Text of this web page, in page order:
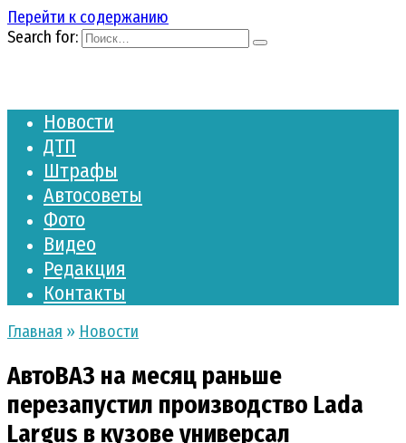
Перейти к содержанию
Search for:
Новости
ДТП
Штрафы
Автосоветы
Фото
Видео
Редакция
Контакты
Главная » Новости
АвтоВАЗ на месяц раньше
перезапустил производство Lada
Largus в кузове универсал